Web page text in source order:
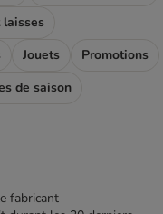
laisses
Jouets
Promotions
de saison
fabricant